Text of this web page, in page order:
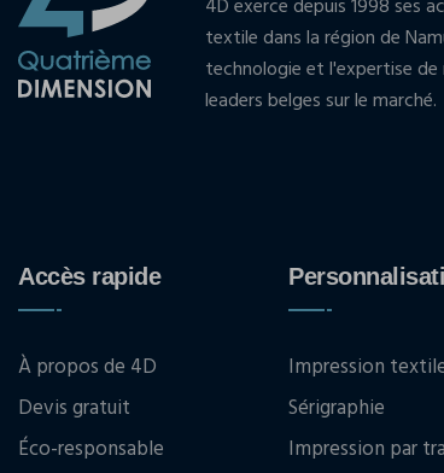
4D exerce depuis 1998 ses
textile dans la région de
technologie et l'expertise
leaders belges sur le marché.
Accès rapide
À propos de 4D
Devis gratuit
Éco-responsable
Impression
Sérigraphie
Impression par